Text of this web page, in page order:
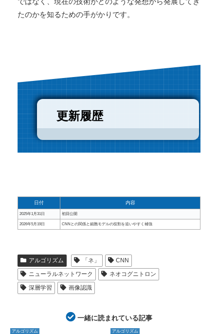
たのかを知るための手がかりです。
更新履歴
日付 内容
2025年1月31日 初回公開
2026年5月19日 CNNとの関係と細胞モデルの役割を追いやすく補強
アルゴリズム 「ネ」
CNN
ニューラルネットワーク
ネオコグニトロン
深層学習
画像認識
一緒に読まれている記事
アルゴリズム アルゴリズム